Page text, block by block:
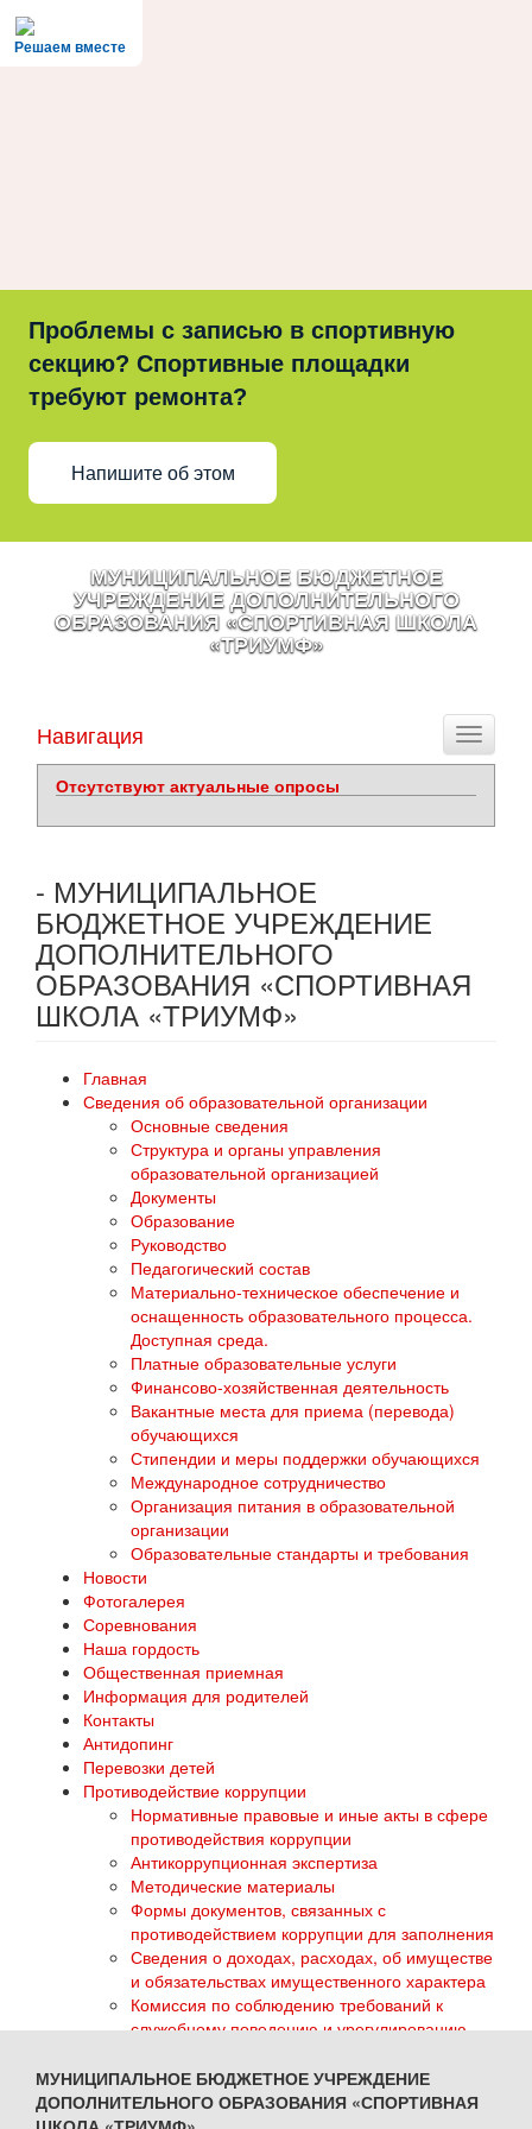
Решаем вместе
Проблемы с записью в спортивную
секцию? Спортивные площадки
требуют ремонта?
Напишите об этом
МУНИЦИПАЛЬНОЕ БЮДЖЕТНОЕ
УЧРЕЖДЕНИЕ ДОПОЛНИТЕЛЬНОГО
ОБРАЗОВАНИЯ «СПОРТИВНАЯ ШКОЛА
«ТРИУМФ»
Toggle
Навигация
Отсутствуют актуальные опросы
- МУНИЦИПАЛЬНОЕ
БЮДЖЕТНОЕ УЧРЕЖДЕНИЕ
ДОПОЛНИТЕЛЬНОГО
ОБРАЗОВАНИЯ «СПОРТИВНАЯ
ШКОЛА «ТРИУМФ»
Главная
Сведения об образовательной организации
Основные сведения
Структура и органы управления
образовательной организацией
Документы
Образование
Руководство
Педагогический состав
Материально-техническое обеспечение и
оснащенность образовательного процесса.
Доступная среда.
Платные образовательные услуги
Финансово-хозяйственная деятельность
Вакантные места для приема (перевода)
обучающихся
Стипендии и меры поддержки обучающихся
Международное сотрудничество
Организация питания в образовательной
организации
Образовательные стандарты и требования
Новости
Фотогалерея
Соревнования
Наша гордость
Общественная приемная
Информация для родителей
Контакты
Антидопинг
Перевозки детей
Противодействие коррупции
Нормативные правовые и иные акты в сфере
противодействия коррупции
Антикоррупционная экспертиза
Методические материалы
Формы документов, связанных с
противодействием коррупции для заполнения
Сведения о доходах, расходах, об имуществе
и обязательствах имущественного характера
Комиссия по соблюдению требований к
служебному поведению и урегулированию
Обратная связь для сообщений о фактах
коррупции
ГТО
МУНИЦИПАЛЬНОЕ БЮДЖЕТНОЕ УЧРЕЖДЕНИЕ
ДОПОЛНИТЕЛЬНОГО ОБРАЗОВАНИЯ «СПОРТИВНАЯ